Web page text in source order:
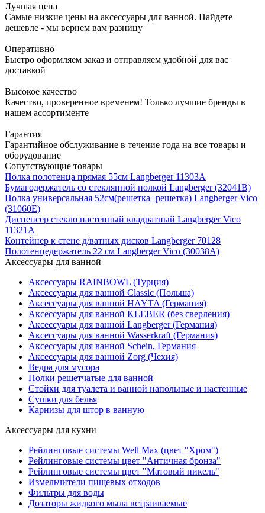
Лучшая цена
Самые низкие цены на аксессуары для ванной. Найдете
дешевле - мы вернем вам разницу
Оперативно
Быстро оформляем заказ и отправляем удобной для вас
доставкой
Высокое качество
Качество, проверенное временем! Только лучшие бренды в
нашем ассортименте
Гарантия
Гарантийное обслуживание в течение года на все товары и
оборудование
Сопутствующие товары
Полка полотенца прямая 55см Langberger 11303А
Бумагодержатель со стеклянной полкой Langberger (32041B)
Полка универсальная 52см(решетка+решетка) Langberger Vico
(31060E)
Диспенсер стекло настенный квадратный Langberger Vico
11321А
Контейнер к стене д/ватных дисков Langberger 70128
Полотенцедержатель 22 см Langberger Vico (30038A)
Аксессуары для ванной
Аксессуары RAINBOWL (Турция)
Аксессуары для ванной Classic (Польша)
Аксессуары для ванной HAYTA (Германия)
Аксессуары для ванной KLEBER (без сверления)
Аксессуары для ванной Langberger (Германия)
Аксессуары для ванной Wasserkraft (Германия)
Аксессуары для ванной Schein, Германия
Аксессуары для ванной Zorg (Чехия)
Ведра для мусора
Полки решетчатые для ванной
Стойки для туалета и ванной напольные и настенные
Сушки для белья
Карнизы для штор в ванную
Аксессуары для кухни
Рейлинговые системы Well Max (цвет "Хром")
Рейлинговые системы цвет "Античная бронза"
Рейлинговые системы цвет "Матовый никель"
Измельчители пищевых отходов
Фильтры для воды
Дозаторы жидкого мыла встраиваемые